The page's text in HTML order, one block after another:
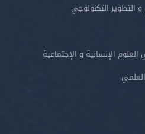
التطوير التكنولوجي
الإنسانية و الإجتماعية